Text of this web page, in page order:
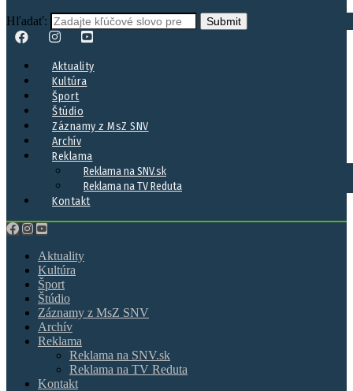
Hľadať:
Aktuality
Kultúra
Šport
Štúdio
Záznamy z MsZ SNV
Archív
Reklama
Reklama na SNV.sk
Reklama na TV Reduta
Kontakt
Aktuality
Kultúra
Šport
Štúdio
Záznamy z MsZ SNV
Archív
Reklama
Reklama na SNV.sk
Reklama na TV Reduta
Kontakt